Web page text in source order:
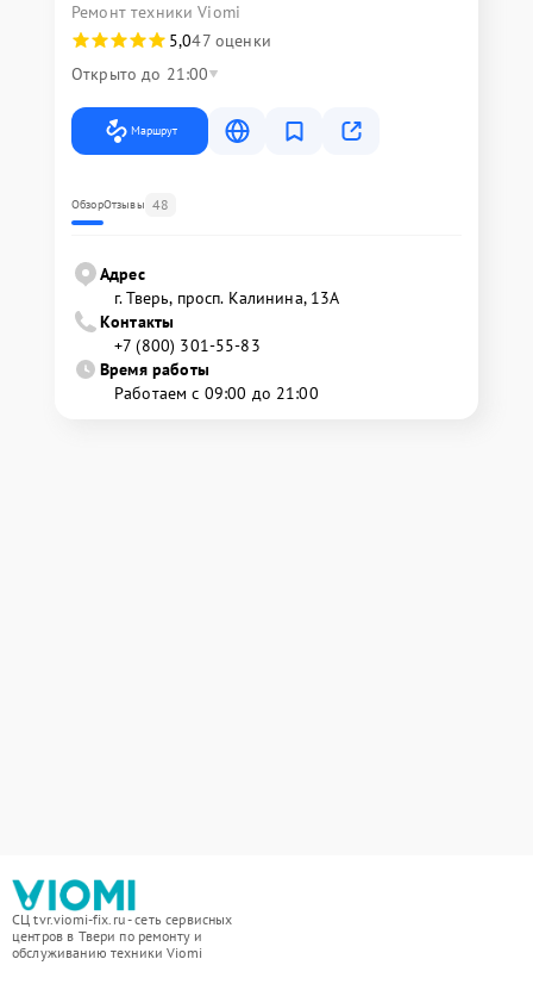
Ремонт техники Viomi
5,047 оценки
Открыто до 21:00
Маршрут
ОбзорОтзывы 48
Адрес
г. Тверь, просп. Калинина, 13А
Контакты
+7 (800) 301-55-83
Время работы
Работаем с 09:00 до 21:00
СЦ tvr.viomi-fix.ru - сеть сервисных
центров в Твери по ремонту и
обслуживанию техники Viomi